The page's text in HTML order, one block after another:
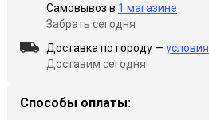
Самовывоз в 1 магазине
Забрать сегодня
Доставка по городу — условия
Доставим сегодня
Способы оплаты: